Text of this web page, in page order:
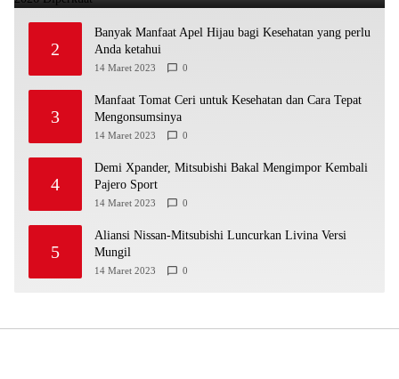
2
Banyak Manfaat Apel Hijau bagi Kesehatan yang perlu
Anda ketahui
14 Maret 2023 0
3
Manfaat Tomat Ceri untuk Kesehatan dan Cara Tepat
Mengonsumsinya
14 Maret 2023 0
4
Demi Xpander, Mitsubishi Bakal Mengimpor Kembali
Pajero Sport
14 Maret 2023 0
5
Aliansi Nissan-Mitsubishi Luncurkan Livina Versi
Mungil
14 Maret 2023 0